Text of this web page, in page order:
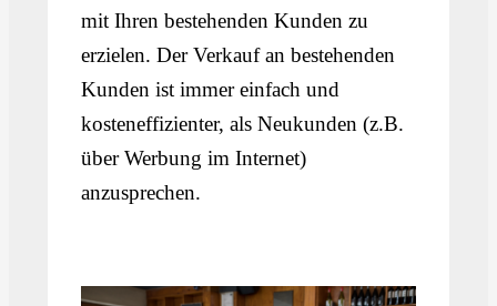
mit Ihren bestehenden Kunden zu
erzielen. Der Verkauf an bestehenden
Kunden ist immer einfach und
kosteneffizienter, als Neukunden (z.B.
über Werbung im Internet)
anzusprechen.